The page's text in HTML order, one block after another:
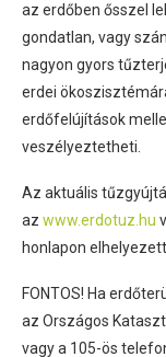
az erdőben ősszel
gondatlan, vagy
nagyon gyors
erdei
erdőfelújítások
veszélyeztetheti.
Az aktuális
az www.erdotuz.hu
honlapon
FONTOS! Ha
az Országos
vagy a 105-ös